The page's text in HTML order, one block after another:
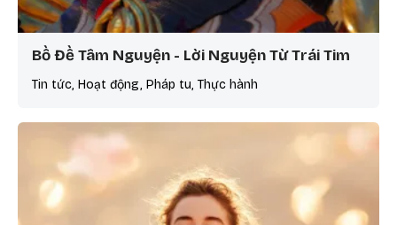
Bồ Đề Tâm Nguyện - Lời Nguyện Từ Trái Tim
Tin tức, Hoạt động, Pháp tu, Thực hành